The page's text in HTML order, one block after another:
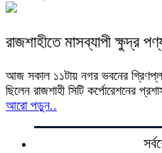
রাজশাহীতে মাসব্যাপী ক্ষুদ্র
আজ সকাল ১১টায় নগর ভবনের
ছিলেন রাজশাহী সিটি কর্পোরেশনের
আরো পড়ুন..